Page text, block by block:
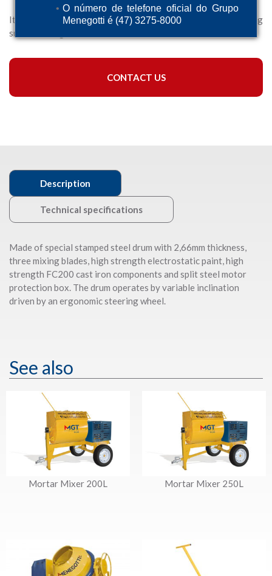
O número de telefone oficial do Grupo
Menegotti é (47) 3275-8000
It is equipment planned for varied production capacity, handling
small and large works.
CONTACT US
Description
Technical specifications
Made of special stamped steel drum with 2,66mm thickness,
three mixing blades, high strength electrostatic paint, high
strength FC200 cast iron components and split steel motor
protection box. The drum operates by variable inclination
driven by an ergonomic steering wheel.
See also
Mortar Mixer 200L Mortar Mixer 250L